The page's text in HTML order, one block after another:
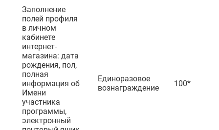
Заполнение
полей профиля
в личном
кабинете
интернет-
магазина: дата
рождения, пол,
полная
информация об
Имени
участника
программы,
электронный
Единоразовое
вознаграждение
100*